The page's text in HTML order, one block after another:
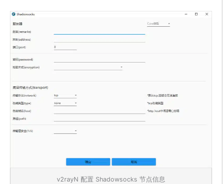
v2rayN 配置 Shadowsocks 节点信息